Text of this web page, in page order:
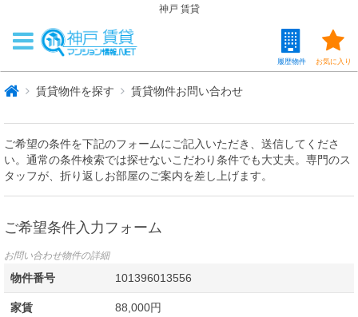
神戸 賃貸
お気に入り
履歴物件
賃貸物件を探す 賃貸物件お問い合わせ
ご希望の条件を下記のフォームにご記入いただき、送信してくださ
い。通常の条件検索では探せないこだわり条件でも大丈夫。専門のス
タッフが、折り返しお部屋のご案内を差し上げます。
ご希望条件入力フォーム
お問い合わせ物件の詳細
物件番号 101396013556
家賃 88,000円